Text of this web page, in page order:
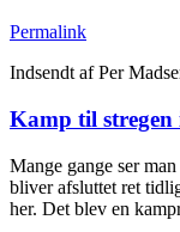
Permalink
Indsendt afPer
Kamp til stregen
Mange gange ser
bliver afsluttet ret
her. Det blev en